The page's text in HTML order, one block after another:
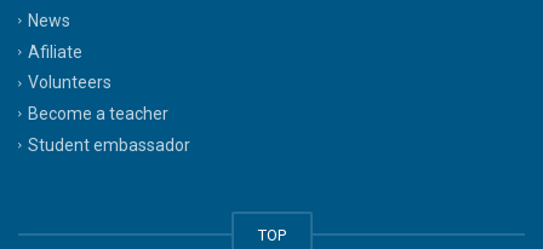
News
Afiliate
Volunteers
Become a teacher
Student embassador
TOP